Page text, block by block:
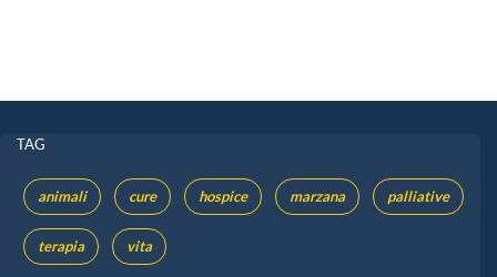
TAG
animali cure hospice marzana palliative
terapia vita